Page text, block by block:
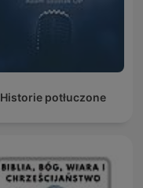
Historie potłuczone